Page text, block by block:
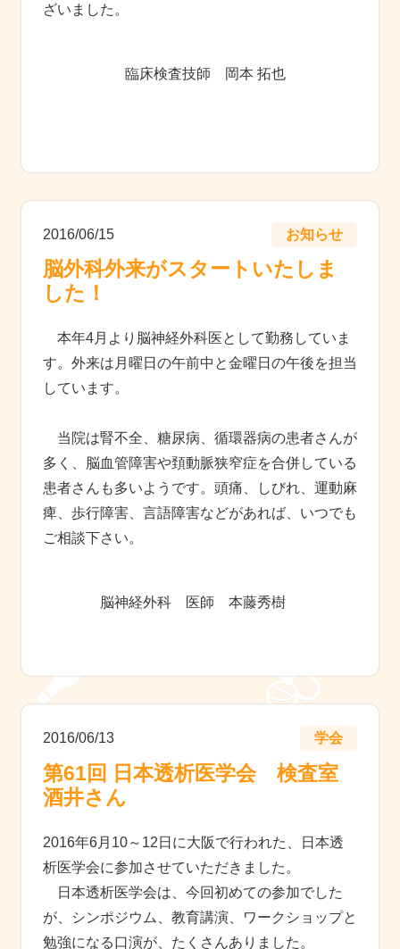
ざいました。
臨床検査技師 岡本 拓也
お知らせ
2016/06/15
脳外科外来がスタートいたしま
した！
本年4月より脳神経外科医として勤務していま
す。外来は月曜日の午前中と金曜日の午後を担当
しています。
当院は腎不全、糖尿病、循環器病の患者さんが
多く、脳血管障害や頚動脈狭窄症を合併している
患者さんも多いようです。頭痛、しびれ、運動麻
痺、歩行障害、言語障害などがあれば、いつでも
ご相談下さい。
脳神経外科 医師 本藤秀樹
学会
2016/06/13
第61回 日本透析医学会 検査室
酒井さん
2016年6月10～12日に大阪で行われた、日本透
析医学会に参加させていただきました。
日本透析医学会は、今回初めての参加でした
が、シンポジウム、教育講演、ワークショップと
勉強になる口演が、たくさんありました。